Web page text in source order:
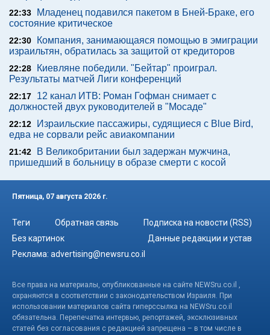
22:33
Младенец подавился пакетом в Бней-Браке, его
состояние критическое
22:30
Компания, занимающаяся помощью в эмиграции
израильтян, обратилась за защитой от кредиторов
22:28
Киевляне победили. "Бейтар" проиграл.
Результаты матчей Лиги конференций
22:17
12 канал ИТВ: Роман Гофман снимает с
должностей двух руководителей в "Мосаде"
22:12
Израильские пассажиры, судящиеся с Blue Bird,
едва не сорвали рейс авиакомпании
21:42
В Великобритании был задержан мужчина,
пришедший в больницу в образе смерти с косой
Пятница, 07 августа 2026 г.
Теги Обратная связь
Подписка на новости (RSS)
Без картинок
Данные редакции и устав
Реклама: advertising@newsru.co.il
Все права на материалы, опубликованные на сайте NEWSru.co.il ,
охраняются в соответствии с законодательством Израиля. При
использовании материалов сайта гиперссылка на NEWSru.co.il
обязательна. Перепечатка интервью, репортажей, эксклюзивных
статей без согласования с редакцией запрещена – в том числе в